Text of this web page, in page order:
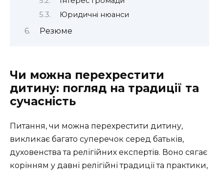
Юридичні нюанси
Резюме
Чи можна перехрестити
дитину: погляд на традиції та
сучасність
Питання, чи можна перехрестити дитину,
викликає багато суперечок серед батьків,
духовенства та релігійних експертів. Воно сягає
корінням у давні релігійні традиції та практики,